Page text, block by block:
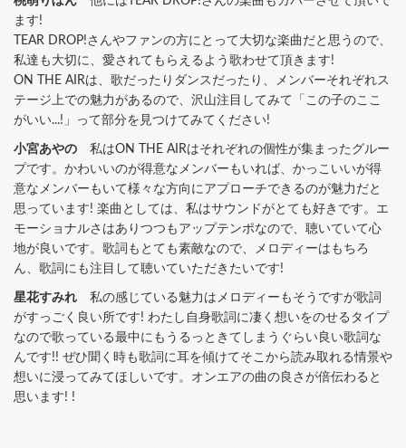
ます!
TEAR DROP!さんやファンの方にとって大切な楽曲だと思うので、
私達も大切に、愛されてもらえるよう歌わせて頂きます!
ON THE AIRは、歌だったりダンスだったり、メンバーそれぞれス
テージ上での魅力があるので、沢山注目してみて「この子のここ
がいい...!」って部分を見つけてみてください!
小宮あやの 私はON THE AIRはそれぞれの個性が集まったグルー
プです。かわいいのが得意なメンバーもいれば、かっこいいが得
意なメンバーもいて様々な方向にアプローチできるのが魅力だと
思っています! 楽曲としては、私はサウンドがとても好きです。エ
モーショナルさはありつつもアップテンポなので、聴いていて心
地が良いです。歌詞もとても素敵なので、メロディーはもちろ
ん、歌詞にも注目して聴いていただきたいです!
星花すみれ 私の感じている魅力はメロディーもそうですが歌詞
がすっごく良い所です! わたし自身歌詞に凄く想いをのせるタイプ
なので歌っている最中にもうるっときてしまうぐらい良い歌詞な
んです!! ぜひ聞く時も歌詞に耳を傾けてそこから読み取れる情景や
想いに浸ってみてほしいです。オンエアの曲の良さが倍伝わると
思います! !